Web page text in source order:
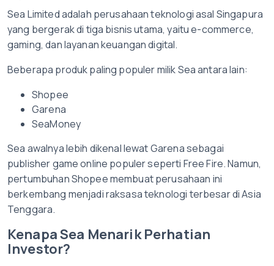
Sea Limited adalah perusahaan teknologi asal Singapura
yang bergerak di tiga bisnis utama, yaitu e-commerce,
gaming, dan layanan keuangan digital.
Beberapa produk paling populer milik Sea antara lain:
Shopee
Garena
SeaMoney
Sea awalnya lebih dikenal lewat Garena sebagai
publisher game online populer seperti Free Fire. Namun,
pertumbuhan Shopee membuat perusahaan ini
berkembang menjadi raksasa teknologi terbesar di Asia
Tenggara.
Kenapa Sea Menarik Perhatian
Investor?